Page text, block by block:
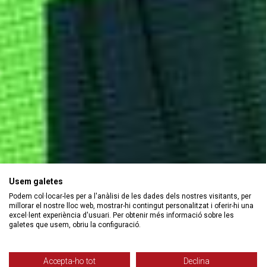
Usem galetes
Podem col·locar-les per a l'anàlisi de les dades dels nostres visitants, per
millorar el nostre lloc web, mostrar-hi contingut personalitzat i oferir-hi una
excel·lent experiència d'usuari. Per obtenir més informació sobre les
galetes que usem, obriu la configuració.
Accepta-ho tot Declina